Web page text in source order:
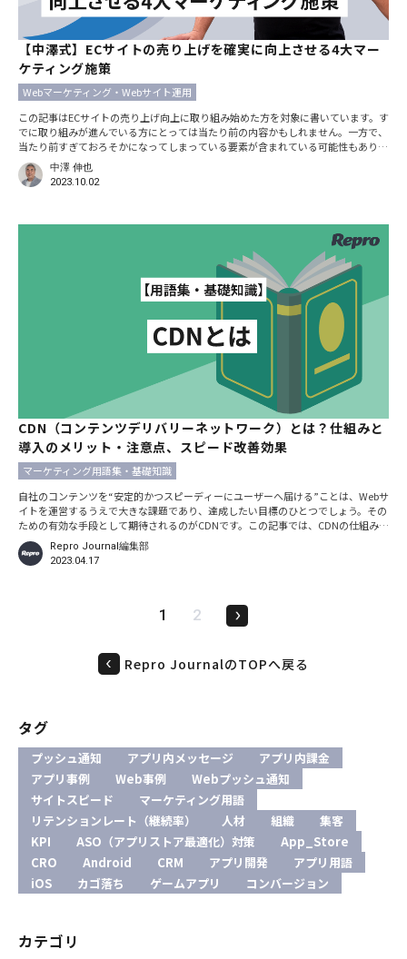
【中澤式】ECサイトの売り上げを確実に向上させる4大マー
ケティング施策
Webマーケティング・Webサイト運用
この記事はECサイトの売り上げ向上に取り組み始めた方を対象に書いています。す
でに取り組みが進んでいる方にとっては当たり前の内容かもしれません。一方で、
当たり前すぎておろそかになってしまっている要素が含まれている可能性もありま
す。 「売り上げ向上を実現できているECサイトが鉄板で取り組んでいる、本当に
成果が上がる方法とは何なのか」。私が20年にわたってECサイトに携わってきた
経験を基に書いていきます。 2020年以降、EC市場は大きく成長したが……
中澤 伸也
2023.10.02
CDN（コンテンツデリバリーネットワーク）とは？仕組みと
導入のメリット・注意点、スピード改善効果
マーケティング用語集・基礎知識
自社のコンテンツを“安定的かつスピーディーにユーザーへ届ける”ことは、Webサ
イトを運営するうえで大きな課題であり、達成したい目標のひとつでしょう。その
ための有効な手段として期待されるのがCDNです。この記事では、CDNの仕組みに
ついて図解を基に解説するとともに、CDN導入によって得られるサイト運営上のメ
リットや期待されるWebマーケティング上の成果について、独自の調査結果を踏ま
えて紹介します。 CDN（コンテンツデリバリーネットワーク）とは CDNとは
Repro Journal編集部
2023.04.17
1 2
Repro JournalのTOPへ戻る
タグ
プッシュ通知 アプリ内メッセージ
アプリ内課金
アプリ事例
Web事例
Webプッシュ通知
サイトスピード
マーケティング用語
リテンションレート（継続率）
人材 組織
集客
KPI
ASO（アプリストア最適化）対策
App_Store
CRO
Android CRM アプリ開発
アプリ用語
iOS
カゴ落ち ゲームアプリ コンバージョン
カテゴリ